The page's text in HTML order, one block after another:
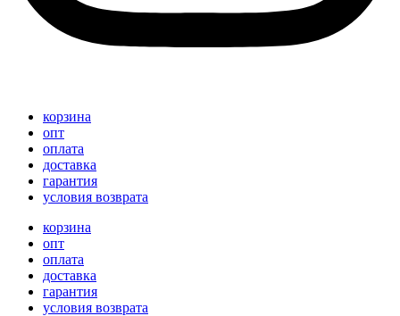
корзина
опт
оплата
доставка
гарантия
условия возврата
корзина
опт
оплата
доставка
гарантия
условия возврата